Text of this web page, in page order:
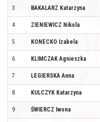
3 BAKALARZ Katarzyna
4 ZIENIEWICZ Nikola
5 KONECKO Izabela
6 KLIMCZAK Agnieszka
7 LEGIERSKA Anna
8 KULCZYK Katarzyna
9 ŚWIERCZ Iwona